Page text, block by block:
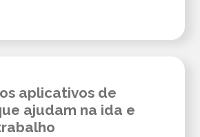
aplicativos de
ajudam na ida e